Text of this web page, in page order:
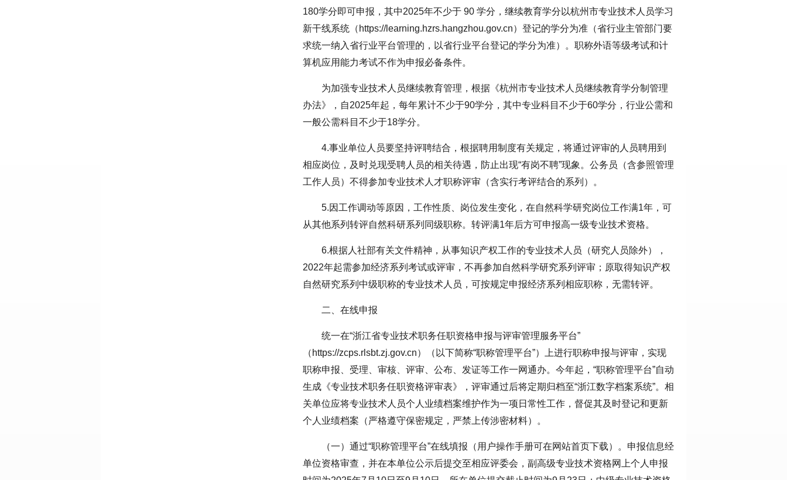
180学分即可申报，其中2025年不少于 90 学分，继续教育学分以杭州市专业技术人员学习
新干线系统（https://learning.hzrs.hangzhou.gov.cn）登记的学分为准（省行业主管部门要
求统一纳入省行业平台管理的，以省行业平台登记的学分为准）。职称外语等级考试和计
算机应用能力考试不作为申报必备条件。
为加强专业技术人员继续教育管理，根据《杭州市专业技术人员继续教育学分制管理
办法》，自2025年起，每年累计不少于90学分，其中专业科目不少于60学分，行业公需和
一般公需科目不少于18学分。
4.事业单位人员要坚持评聘结合，根据聘用制度有关规定，将通过评审的人员聘用到
相应岗位，及时兑现受聘人员的相关待遇，防止出现“有岗不聘”现象。公务员（含参照管理
工作人员）不得参加专业技术人才职称评审（含实行考评结合的系列）。
5.因工作调动等原因，工作性质、岗位发生变化，在自然科学研究岗位工作满1年，可
从其他系列转评自然科研系列同级职称。转评满1年后方可申报高一级专业技术资格。
6.根据人社部有关文件精神，从事知识产权工作的专业技术人员（研究人员除外），
2022年起需参加经济系列考试或评审，不再参加自然科学研究系列评审；原取得知识产权
自然研究系列中级职称的专业技术人员，可按规定申报经济系列相应职称，无需转评。
二、在线申报
统一在“浙江省专业技术职务任职资格申报与评审管理服务平台”
（https://zcps.rlsbt.zj.gov.cn）（以下简称“职称管理平台”）上进行职称申报与评审，实现
职称申报、受理、审核、评审、公布、发证等工作一网通办。今年起，“职称管理平台”自动
生成《专业技术职务任职资格评审表》，评审通过后将定期归档至“浙江数字档案系统”。相
关单位应将专业技术人员个人业绩档案维护作为一项日常性工作，督促其及时登记和更新
个人业绩档案（严格遵守保密规定，严禁上传涉密材料）。
（一）通过“职称管理平台”在线填报（用户操作手册可在网站首页下载）。申报信息经
单位资格审查，并在本单位公示后提交至相应评委会，副高级专业技术资格网上个人申报